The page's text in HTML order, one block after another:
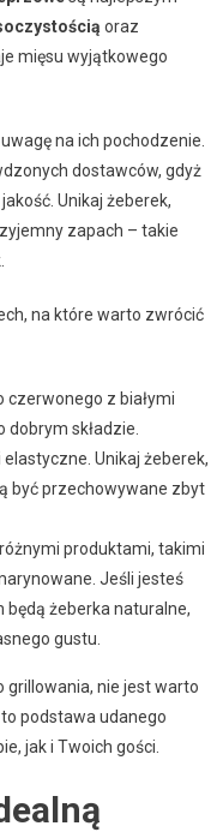
oraz
mięsu wyjątkowego
na ich pochodzenie.
dostawców, gdyż
Unikaj żeberek,
zapach – takie
na które warto zwrócić
czerwonego z białymi
składzie.
Unikaj żeberek,
być przechowywane zbyt
produktami, takimi
Jeśli jesteś
żeberka naturalne,
gustu.
grillowania, nie jest warto
podstawa udanego
jak i Twoich gości.